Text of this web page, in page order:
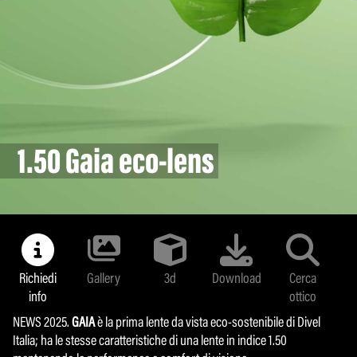
1.50 Gaia eco-lens
Richiedi
info
Gallery 3d Download
Cerca
ottico
NEWS 2025.GAIAè la prima lente da vista eco-sostenibile di Divel
Italia; ha le stesse caratteristiche di una lente in indice 1.50
1.50 Gaia eco-lens
Richiedi
info
Gallery 3d Download
Cerca
ottico
NEWS 2025.GAIAè la prima lente da vista eco-sostenibile di Divel
Italia; ha le stesse caratteristiche di una lente in indice 1.50